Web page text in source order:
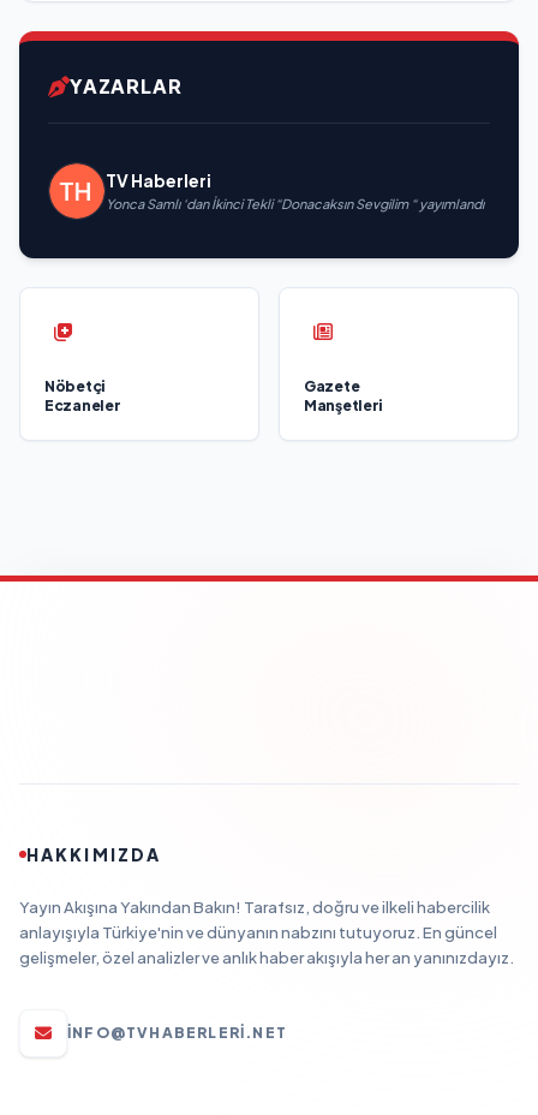
YAZARLAR
TV Haberleri
Yonca Samlı ‘dan İkinci Tekli “Donacaksın Sevgilim “ yayımlandı
Nöbetçi
Eczaneler
Gazete
Manşetleri
HAKKIMIZDA
Yayın Akışına Yakından Bakın! Tarafsız, doğru ve ilkeli habercilik
anlayışıyla Türkiye'nin ve dünyanın nabzını tutuyoruz. En güncel
gelişmeler, özel analizler ve anlık haber akışıyla her an yanınızdayız.
INFO@TVHABERLERI.NET